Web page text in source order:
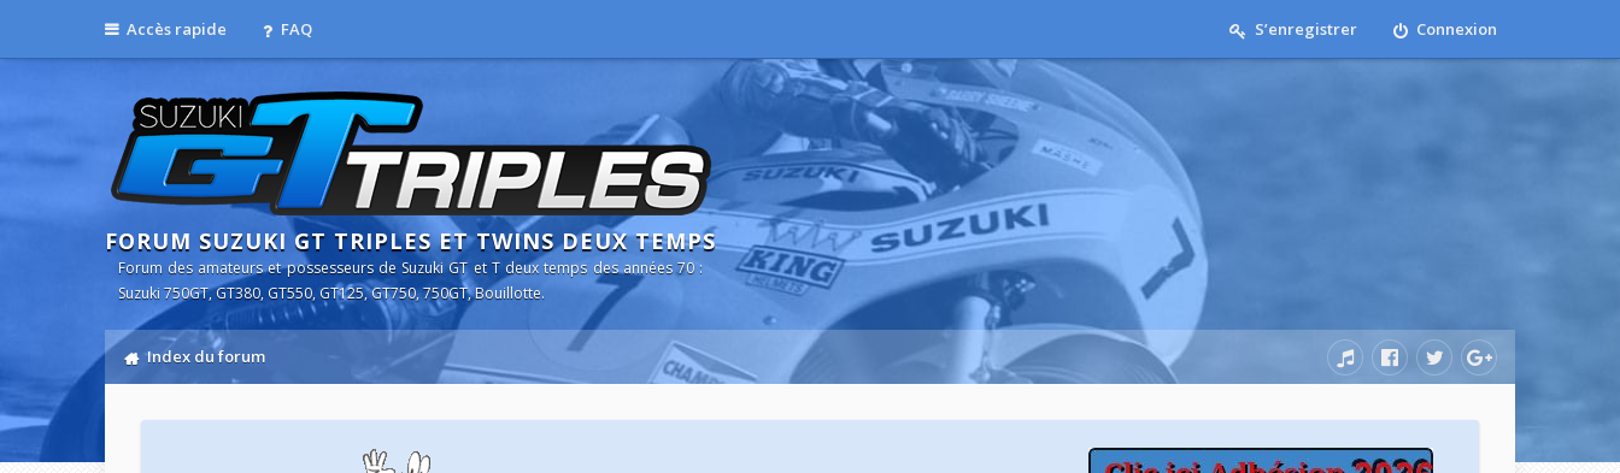
Accès rapide FAQ Connexion
S’enregistrer
FORUM SUZUKI GT TRIPLES ET TWINS DEUX TEMPS
Forum des amateurs et possesseurs de Suzuki GT et T deux temps des années 70 :
Suzuki 750GT, GT380, GT550, GT125, GT750, 750GT, Bouillotte.
Index du forum